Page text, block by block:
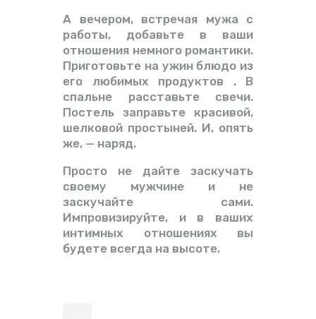
А вечером, встречая мужа с
работы, добавьте в ваши
отношения немного романтики.
Приготовьте на ужин блюдо из
его любимых продуктов . В
спальне расставьте свечи.
Постель заправьте красивой,
шелковой простыней. И, опять
же, — наряд.
Просто не дайте заскучать
своему мужчине и не
заскучайте сами.
Импровизируйте, и в ваших
интимных отношениях вы
будете всегда на высоте.